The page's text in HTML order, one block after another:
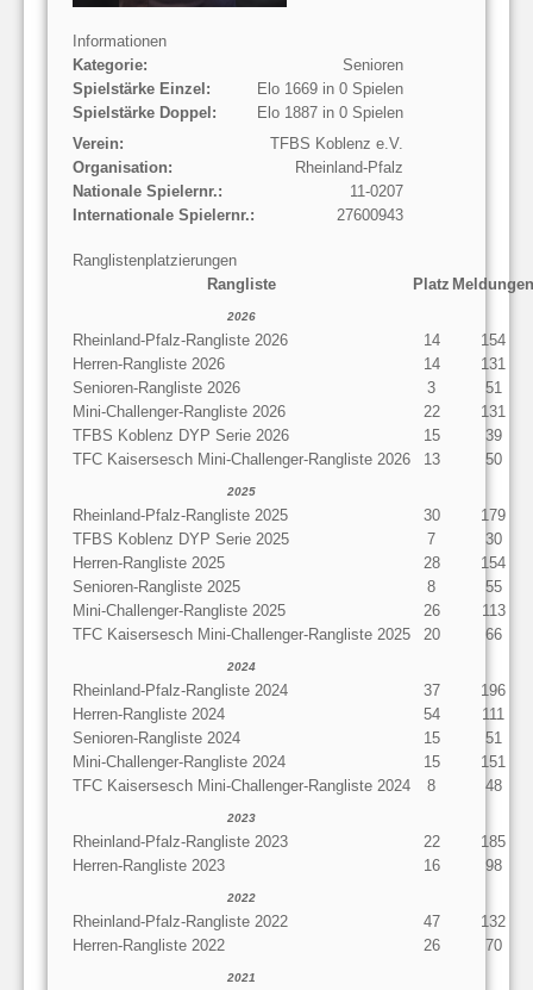
Informationen
Kategorie:
Senioren
Spielstärke Einzel:
Elo 1669 in 0 Spielen
Spielstärke Doppel:
Elo 1887 in 0 Spielen
Verein:
TFBS Koblenz e.V.
Organisation:
Rheinland-Pfalz
Nationale Spielernr.:
11-0207
Internationale Spielernr.:
27600943
Ranglistenplatzierungen
Rangliste
Platz Meldungen
2026
Rheinland-Pfalz-Rangliste 2026 14
154
Herren-Rangliste 2026
14
131
Senioren-Rangliste 2026
3
51
Mini-Challenger-Rangliste 2026
22
131
TFBS Koblenz DYP Serie 2026
15
39
TFC Kaisersesch Mini-Challenger-Rangliste 2026
13 50
2025
Rheinland-Pfalz-Rangliste 2025 30
179
TFBS Koblenz DYP Serie 2025
7
30
Herren-Rangliste 2025
28
154
Senioren-Rangliste 2025
8
55
Mini-Challenger-Rangliste 2025
26
113
TFC Kaisersesch Mini-Challenger-Rangliste 2025
20 66
2024
Rheinland-Pfalz-Rangliste 2024 37
196
Herren-Rangliste 2024
54
111
Senioren-Rangliste 2024
15
51
Mini-Challenger-Rangliste 2024
15
151
TFC Kaisersesch Mini-Challenger-Rangliste 2024
8 48
2023
Rheinland-Pfalz-Rangliste 2023 22
185
Herren-Rangliste 2023
16 98
2022
Rheinland-Pfalz-Rangliste 2022 47
132
Herren-Rangliste 2022
26 70
2021